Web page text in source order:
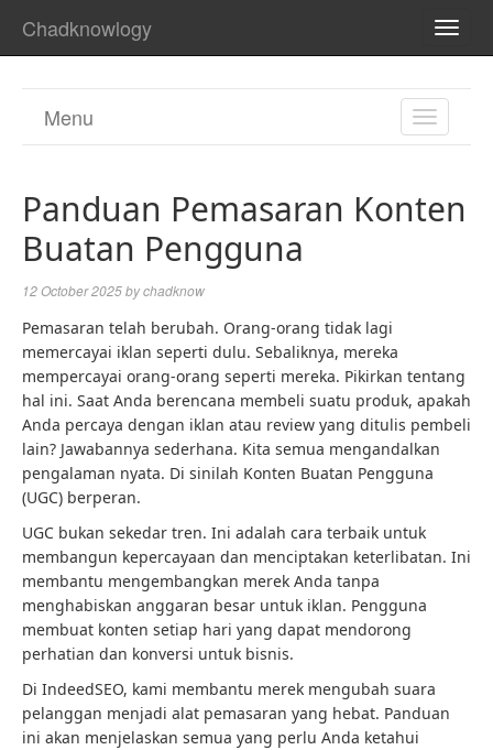
Chadknowlogy
TOGGLE
Menu
Panduan Pemasaran Konten
Buatan Pengguna
12 October 2025bychadknow
Pemasaran telah berubah. Orang-orang tidak lagi
memercayai iklan seperti dulu. Sebaliknya, mereka
mempercayai orang-orang seperti mereka. Pikirkan tentang
hal ini. Saat Anda berencana membeli suatu produk, apakah
Anda percaya dengan iklan atau review yang ditulis pembeli
lain? Jawabannya sederhana. Kita semua mengandalkan
pengalaman nyata. Di sinilah Konten Buatan Pengguna
(UGC) berperan.
UGC bukan sekedar tren. Ini adalah cara terbaik untuk
membangun kepercayaan dan menciptakan keterlibatan. Ini
membantu mengembangkan merek Anda tanpa
menghabiskan anggaran besar untuk iklan. Pengguna
membuat konten setiap hari yang dapat mendorong
perhatian dan konversi untuk bisnis.
Di IndeedSEO, kami membantu merek mengubah suara
pelanggan menjadi alat pemasaran yang hebat. Panduan
ini akan menjelaskan semua yang perlu Anda ketahui